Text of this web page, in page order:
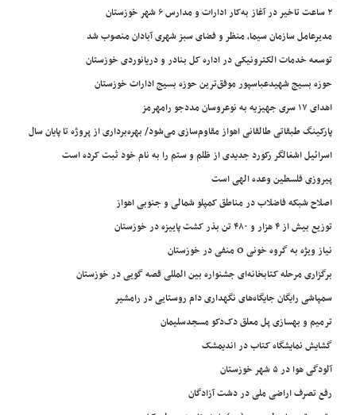
۲ ساعت تاخیر در آغاز به‌کار ادارات و مدارس ۶ شهر خوزستان
مدیرعامل سازمان سیما، منظر و فضای سبز شهری آبادان منصوب شد
توسعه خدمات الکترونیکی در اداره کل بنادر و دریانوردی خوزستان
حوزه بسیج شهیدعباسپور موفق‌ترین حوزه بسیج ادارات خوزستان
اهدای ۱۷ سری جهیزیه به نوعروسان مددجو رامهرمز
پارکینگ طبقاتی طالقانی اهواز مقاوم‌سازی می‌شود/ بهره‌برداری از پروژه تا پایان سال
اسرائیل اشغالگر رکورد جدیدی از ظلم و ستم را به نام خود ثبت کرده است
پیروزی فلسطین وعده الهی است
اصلاح شبکه فاضلاب در مناطق کمپلو شمالی و جنوبی اهواز
توزیع بیش از ۴ هزار و ۴۸۰ تن بذر کشت پاییزه در خوزستان
نیاز ویژه به گروه خونی O منفی در خوزستان
برگزاری مرحله کتابخانه‌ای جشنواره بین المللی قصه گویی در خوزستان
سمپاشی رایگان جایگاه‌های نگهداری دام روستایی در رامشیر
ترمیم و بهسازی پل معلق دک‌دکو مسجدسلیمان
گشایش نمایشگاه کتاب در اندیمشک
آلودگی هوا در ۵ شهر خوزستان
رفع تصرف اراضی ملی در دشت آزادگان